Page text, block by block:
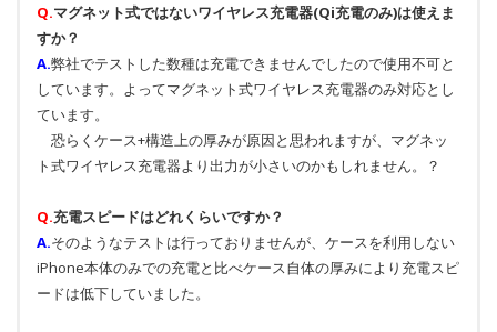
Q.マグネット式ではないワイヤレス充電器(Qi充電のみ)は使えま
すか？
A.弊社でテストした数種は充電できませんでしたので使用不可と
しています。よってマグネット式ワイヤレス充電器のみ対応とし
ています。
恐らくケース+構造上の厚みが原因と思われますが、マグネッ
ト式ワイヤレス充電器より出力が小さいのかもしれません。？
Q.充電スピードはどれくらいですか？
A.そのようなテストは行っておりませんが、ケースを利用しない
iPhone本体のみでの充電と比べケース自体の厚みにより充電スピ
ードは低下していました。